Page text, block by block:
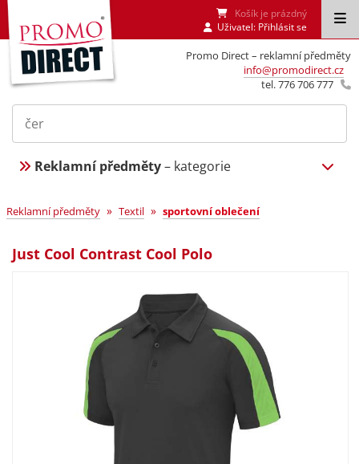
Promo Direct – reklamní předměty
info@promodirect.cz
tel. 776 706 777
Košík je prázdný
Uživatel: Přihlásit se
Reklamní předměty– kategorie
Reklamní předměty » Textil » sportovní oblečení
Just Cool Contrast Cool Polo